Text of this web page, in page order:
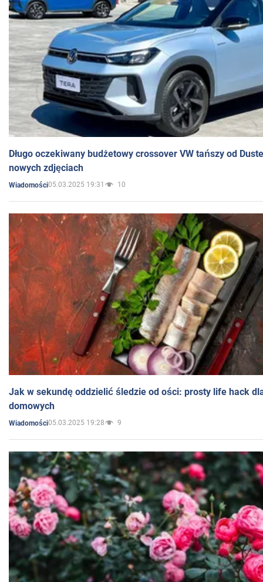
Długo oczekiwany budżetowy crossover VW tańszy od
nowych zdjęciach
Wiadomości05.03.2025 19:31 10
Jak w sekundę oddzielić śledzie od ości: prosty life hack
domowych
Wiadomości05.03.2025 19:28 9